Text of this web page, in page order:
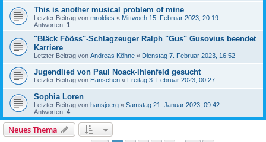
This is another musical problem of mine
Letzter Beitrag von mroldies « Mittwoch 15. Februar 2023, 20:19
Antworten: 1
"Bläck Fööss"-Schlagzeuger Ralph "Gus" Gusovius beendet
Karriere
Letzter Beitrag von Andreas Köhne « Dienstag 7. Februar 2023, 16:52
Jugendlied von Paul Noack-Ihlenfeld gesucht
Letzter Beitrag von Hänschen « Freitag 3. Februar 2023, 00:27
Sophia Loren
Letzter Beitrag von hansjoerg « Samstag 21. Januar 2023, 09:42
Antworten: 4
Neues Thema